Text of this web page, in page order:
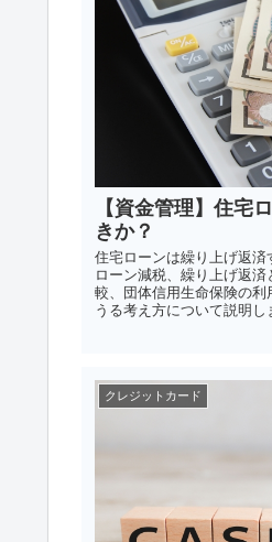
【資金管理】住宅
きか？
住宅ローンは繰り上げ返
ローン減税、繰り上げ返
較、団体信用生命保険の利
うる考え方について説明し
クレジットカード